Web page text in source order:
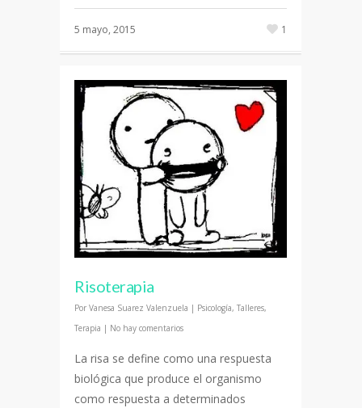
5 mayo, 2015 1
Risoterapia
Por Vanesa Suarez Valenzuela | Psicología, Talleres,
Terapia | No hay comentarios
La risa se define como una respuesta
biológica que produce el organismo
como respuesta a determinados